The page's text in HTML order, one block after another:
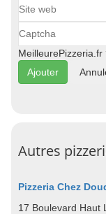
MeilleurePizzeria.fr
Autres
Pizzeria Chez
17 Boulevard Haut